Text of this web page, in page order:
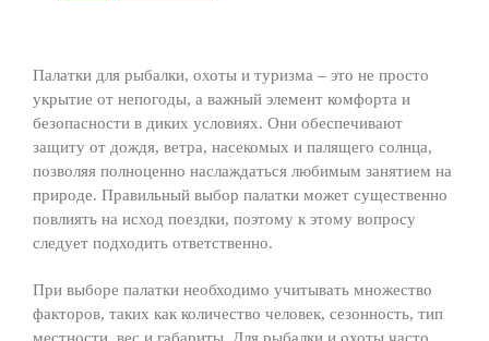
Палатки для рыбалки, охоты и туризма – это не просто
укрытие от непогоды, а важный элемент комфорта и
безопасности в диких условиях. Они обеспечивают
защиту от дождя, ветра, насекомых и палящего солнца,
позволяя полноценно наслаждаться любимым занятием на
природе. Правильный выбор палатки может существенно
повлиять на исход поездки, поэтому к этому вопросу
следует подходить ответственно.
При выборе палатки необходимо учитывать множество
факторов, таких как количество человек, сезонность, тип